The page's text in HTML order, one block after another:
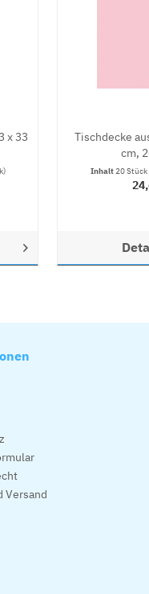
x 33
Tischdecke
cm,
Inhalt20 Stück
Versand